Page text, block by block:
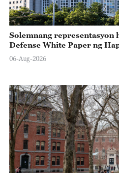
Solemnang representasyon
Defense White Paper ng
06-Aug-2026